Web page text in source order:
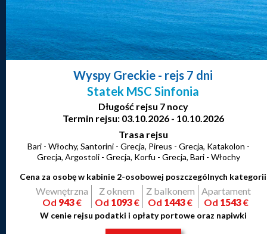
Wyspy Greckie - rejs 7 dni
Statek MSC Sinfonia
Długość rejsu 7 nocy
Termin rejsu: 03.10.2026 - 10.10.2026
Trasa rejsu
Bari - Włochy, Santorini - Grecja, Pireus - Grecja, Katakolon -
Grecja, Argostoli - Grecja, Korfu - Grecja, Bari - Włochy
Cena za osobę w kabinie 2-osobowej poszczególnych kategorii
Wewnętrzna
Od 943€
Z oknem
Od 1093€
Z balkonem
Od 1443€
Apartament
Od 1543€
W cenie rejsu podatki i opłaty portowe oraz napiwki